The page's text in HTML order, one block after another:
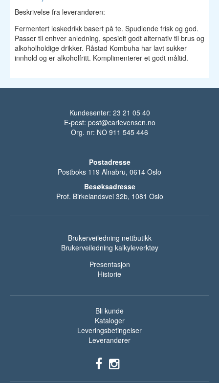
Beskrivelse fra leverandøren:
Fermentert leskedrikk basert på te. Spudlende frisk og god.
Passer til enhver anledning, spesielt godt alternativ til brus og
alkoholholdige drikker. Råstad Kombuha har lavt sukker
innhold og er alkoholfritt. Komplimenterer et godt måltid.
Kundesenter: 23 21 05 40
E-post: post@carlevensen.no
Org. nr: NO 911 545 446
Postadresse
Postboks 119 Alnabru, 0614 Oslo
Besøksadresse
Prof. Birkelandsvei 32b, 1081 Oslo
Brukerveiledning nettbutikk
Brukerveiledning kalkyleverktøy
Presentasjon
Historie
Bli kunde
Kataloger
Leveringsbetingelser
Leverandører